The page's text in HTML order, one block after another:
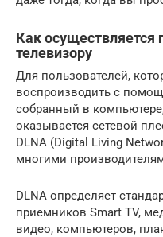
Как осуществляется
телевизору
Для пользователей,
воспроизводить с
собранный в
оказывается сетевой
DLNA (Digital Living
многими
DLNA определяет
приемников Smart TV,
видео, компьютеров,